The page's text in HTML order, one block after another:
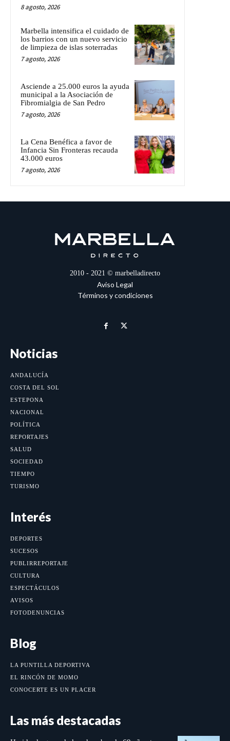
8 agosto, 2026
Marbella intensifica el cuidado de
los barrios con un nuevo servicio
de limpieza de islas soterradas
7 agosto, 2026
Asciende a 25.000 euros la ayuda
municipal a la Asociación de
Fibromialgia de San Pedro
7 agosto, 2026
La Cena Benéfica a favor de
Infancia Sin Fronteras recauda
43.000 euros
7 agosto, 2026
2010 - 2021 © marbelladirecto
Aviso Legal
Términos y condiciones
Noticias
ANDALUCÍA
COSTA DEL SOL
ESTEPONA
NACIONAL
POLÍTICA
REPORTAJES
SALUD
SOCIEDAD
TIEMPO
TURISMO
Interés
DEPORTES
SUCESOS
PUBLIRREPORTAJE
CULTURA
ESPECTÁCULOS
AVISOS
FOTODENUNCIAS
Blog
LA PUNTILLA DEPORTIVA
EL RINCÓN DE MOMO
CONOCERTE ES UN PLACER
Las más destacadas